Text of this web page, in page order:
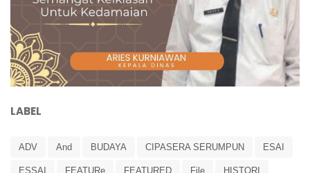
LABEL
ADV And BUDAYA CIPASERA SERUMPUN ESAI
ESSAI FEATURe FEATURED File HISTORI